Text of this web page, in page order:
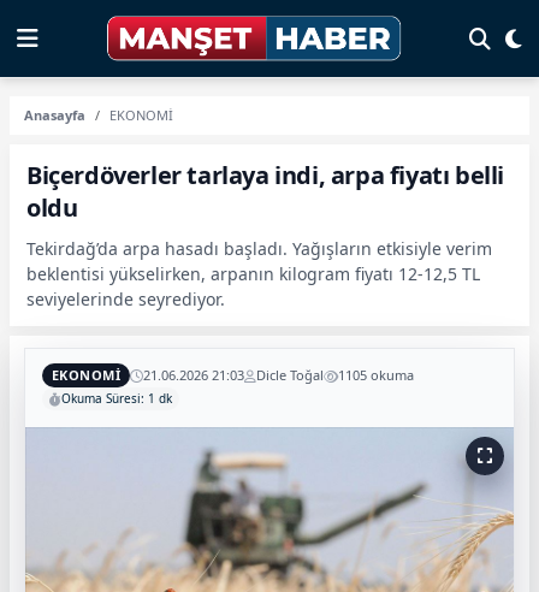
Anasayfa EKONOMİ
Biçerdöverler tarlaya indi, arpa fiyatı belli
oldu
Tekirdağ’da arpa hasadı başladı. Yağışların etkisiyle verim
beklentisi yükselirken, arpanın kilogram fiyatı 12-12,5 TL
seviyelerinde seyrediyor.
EKONOMİ 21.06.2026 21:03 Dicle Toğal 1105 okuma
Okuma Süresi: 1 dk